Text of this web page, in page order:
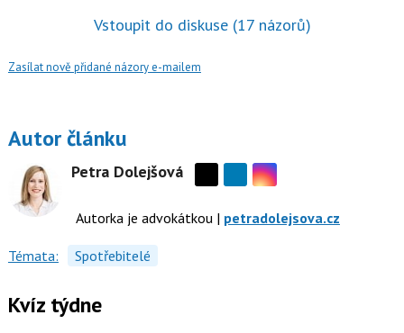
Vstoupit do diskuse (17 názorů)
Zasílat nově přidané názory e-mailem
Autor článku
Petra Dolejšová
síti
Sdílejte
Instagramu
Autorka je advokátkou | petradolejsova.cz
Témata: Spotřebitelé
Kvíz týdne